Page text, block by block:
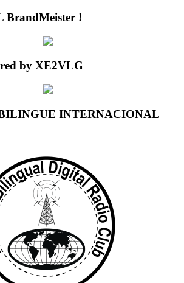
BrandMeister !
by XE2VLG
INTERNACIONAL